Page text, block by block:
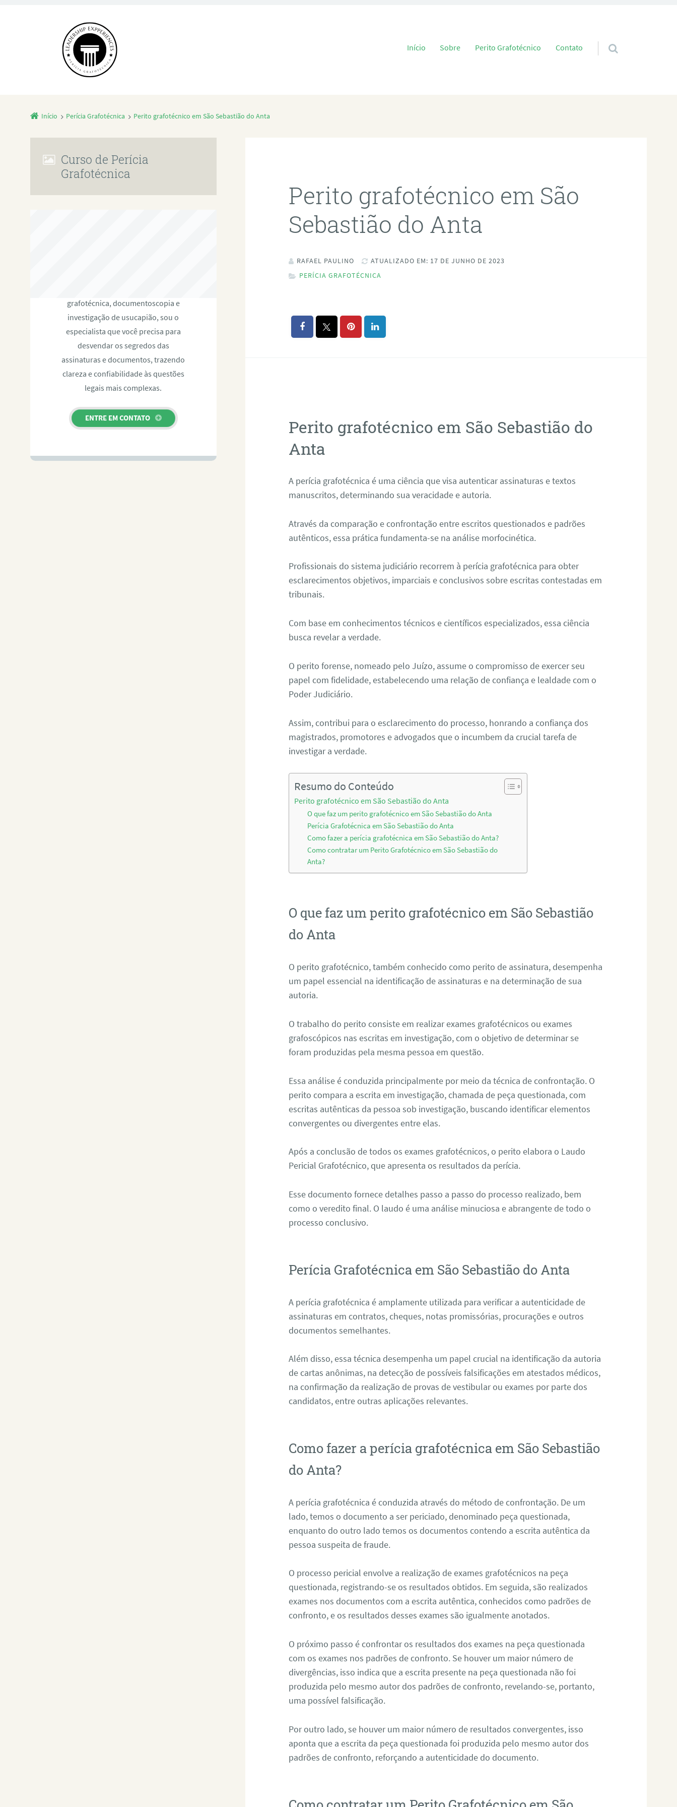
Pular para o conteúdo
Início Sobre Perito Grafotécnico Contato
Início Perícia Grafotécnica Perito grafotécnico em São Sebastião do Anta
Perito grafotécnico em São
Sebastião do Anta
RAFAEL PAULINO
ATUALIZADO EM: 17 DE JUNHO DE 2023
PERÍCIA GRAFOTÉCNICA
Perito grafotécnico em São Sebastião do
Anta
A perícia grafotécnica é uma ciência que visa autenticar assinaturas e textos
manuscritos, determinando sua veracidade e autoria.
Através da comparação e confrontação entre escritos questionados e padrões
autênticos, essa prática fundamenta-se na análise morfocinética.
Profissionais do sistema judiciário recorrem à perícia grafotécnica para obter
esclarecimentos objetivos, imparciais e conclusivos sobre escritas contestadas em
tribunais.
Com base em conhecimentos técnicos e científicos especializados, essa ciência
busca revelar a verdade.
O perito forense, nomeado pelo Juízo, assume o compromisso de exercer seu
papel com fidelidade, estabelecendo uma relação de confiança e lealdade com o
Poder Judiciário.
Assim, contribui para o esclarecimento do processo, honrando a confiança dos
magistrados, promotores e advogados que o incumbem da crucial tarefa de
investigar a verdade.
Resumo do Conteúdo
Perito grafotécnico em São Sebastião do Anta
O que faz um perito grafotécnico em São Sebastião do Anta
Perícia Grafotécnica em São Sebastião do Anta
Como fazer a perícia grafotécnica em São Sebastião do Anta?
Como contratar um Perito Grafotécnico em São Sebastião do
Anta?
O que faz um perito grafotécnico em São Sebastião
do Anta
O perito grafotécnico, também conhecido como perito de assinatura, desempenha
um papel essencial na identificação de assinaturas e na determinação de sua
autoria.
O trabalho do perito consiste em realizar exames grafotécnicos ou exames
grafoscópicos nas escritas em investigação, com o objetivo de determinar se
foram produzidas pela mesma pessoa em questão.
Essa análise é conduzida principalmente por meio da técnica de confrontação. O
perito compara a escrita em investigação, chamada de peça questionada, com
escritas autênticas da pessoa sob investigação, buscando identificar elementos
convergentes ou divergentes entre elas.
Após a conclusão de todos os exames grafotécnicos, o perito elabora o Laudo
Pericial Grafotécnico, que apresenta os resultados da perícia.
Esse documento fornece detalhes passo a passo do processo realizado, bem
como o veredito final. O laudo é uma análise minuciosa e abrangente de todo o
processo conclusivo.
Perícia Grafotécnica em São Sebastião do Anta
A perícia grafotécnica é amplamente utilizada para verificar a autenticidade de
assinaturas em contratos, cheques, notas promissórias, procurações e outros
documentos semelhantes.
Além disso, essa técnica desempenha um papel crucial na identificação da autoria
de cartas anônimas, na detecção de possíveis falsificações em atestados médicos,
na confirmação da realização de provas de vestibular ou exames por parte dos
candidatos, entre outras aplicações relevantes.
Como fazer a perícia grafotécnica em São Sebastião
do Anta?
A perícia grafotécnica é conduzida através do método de confrontação. De um
lado, temos o documento a ser periciado, denominado peça questionada,
enquanto do outro lado temos os documentos contendo a escrita autêntica da
pessoa suspeita de fraude.
O processo pericial envolve a realização de exames grafotécnicos na peça
questionada, registrando-se os resultados obtidos. Em seguida, são realizados
exames nos documentos com a escrita autêntica, conhecidos como padrões de
confronto, e os resultados desses exames são igualmente anotados.
O próximo passo é confrontar os resultados dos exames na peça questionada
com os exames nos padrões de confronto. Se houver um maior número de
divergências, isso indica que a escrita presente na peça questionada não foi
produzida pelo mesmo autor dos padrões de confronto, revelando-se, portanto,
uma possível falsificação.
Por outro lado, se houver um maior número de resultados convergentes, isso
aponta que a escrita da peça questionada foi produzida pelo mesmo autor dos
padrões de confronto, reforçando a autenticidade do documento.
Curso de Perícia
Grafotécnica
grafotécnica, documentoscopia e
investigação de usucapião, sou o
especialista que você precisa para
desvendar os segredos das
assinaturas e documentos, trazendo
clareza e confiabilidade às questões
legais mais complexas.
ENTRE EM CONTATO